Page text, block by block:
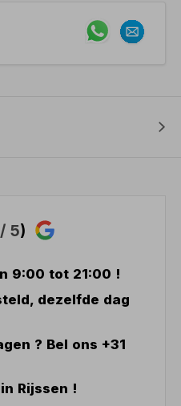
/ 5)
9:00 tot 21:00 !
dezelfde dag
? Bel ons +31
Rijssen !